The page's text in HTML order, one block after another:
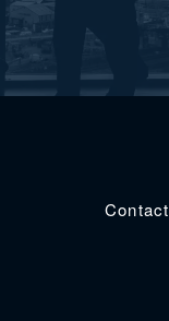
Contact